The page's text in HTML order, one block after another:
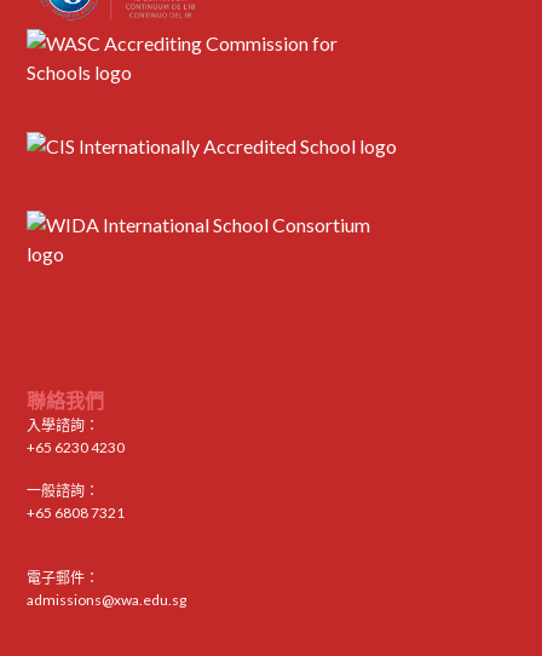
聯絡我們
入學諮詢：
+65 6230 4230
一般諮詢：
+65 6808 7321
電子郵件：
admissions@xwa.edu.sg